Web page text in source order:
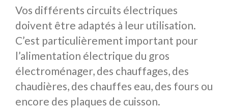
Vos différents circuits électriques
doivent être adaptés à leur utilisation.
C’est particulièrement important pour
l’alimentation électrique du gros
électroménager, des chauffages, des
chaudières, des chauffes eau, des fours ou
encore des plaques de cuisson.